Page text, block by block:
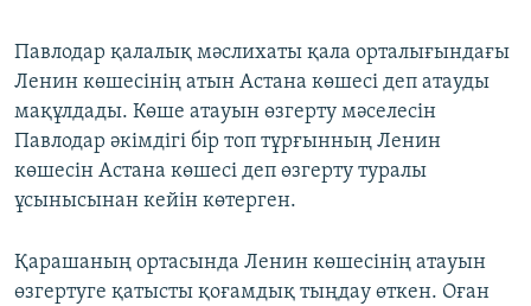
Павлодар қалалық мәслихаты қала орталығындағы
Ленин көшесінің атын Астана көшесі деп атауды
мақұлдады. Көше атауын өзгерту мәселесін
Павлодар әкімдігі бір топ тұрғынның Ленин
көшесін Астана көшесі деп өзгерту туралы
ұсынысынан кейін көтерген.
Қарашаның ортасында Ленин көшесінің атауын
өзгертуге қатысты қоғамдық тыңдау өткен. Оған